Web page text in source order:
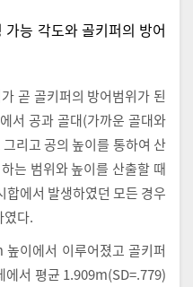
능 각도와 골키퍼의 방어
곧 골키퍼의 방어범위가 된
서 공과 골대(가까운 골대와
리고 공의 높이를 통하여 산
는 범위와 높이를 산출할 때
합에서 발생하였던 모든 경우
였다.
이에서 이루어졌고 골키퍼
에서 평균 1.909m(SD=.779)